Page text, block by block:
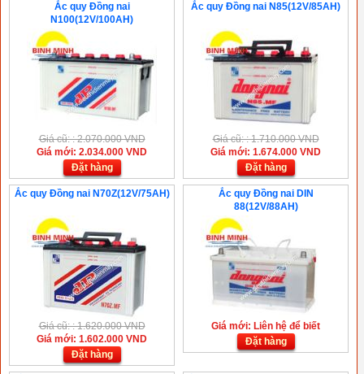
Ắc quy Đồng nai
N100(12V/100AH)
Giá cũ: : 2.070.000 VND
Giá mới: 2.034.000 VND
Đặt hàng
Ắc quy Đồng nai N85(12V/85AH)
Giá cũ: : 1.710.000 VND
Giá mới: 1.674.000 VND
Đặt hàng
Ắc quy Đồng nai N70Z(12V/75AH)
Giá cũ: : 1.620.000 VND
Giá mới: 1.602.000 VND
Đặt hàng
Ắc quy Đồng nai DIN
88(12V/88AH)
Giá mới: Liên hệ để biết
Đặt hàng